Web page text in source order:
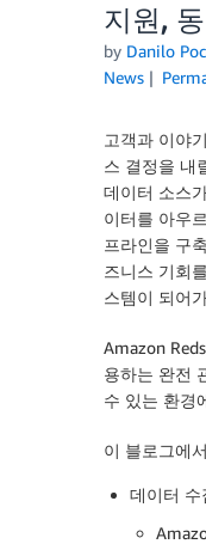
지원,
by Danilo
News
고객과 이야
스 결정을 내
데이터 소스
이터를 아우
프라인을 구
즈니스 기회
스템이 되어
Amazon
용하는 완전
수 있는 환경
이 블로그에
데이터 수